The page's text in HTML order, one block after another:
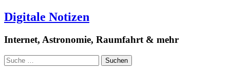
Digitale Notizen
Internet, Astronomie, Raumfahrt & mehr